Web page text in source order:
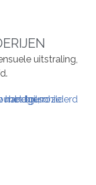
uitstraling,